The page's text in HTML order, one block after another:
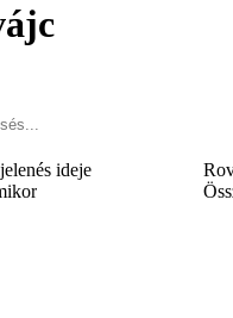
ideje